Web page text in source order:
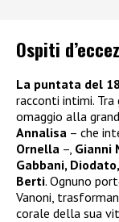
Ospiti
La puntata del
racconti intimi.
omaggio alla
Annalisa – che
Ornella –, Gianni
Gabbani,
Berti. Ognuno
Vanoni,
corale della sua